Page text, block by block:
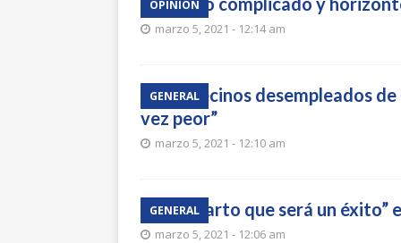
OPINIÓN
marzo 5, 2021 - 12:14 am
GENERAL
Los vecinos desempleados
vez peor”
marzo 5, 2021 - 12:10 am
GENERAL
“Descarto que será un
marzo 5, 2021 - 12:06 am